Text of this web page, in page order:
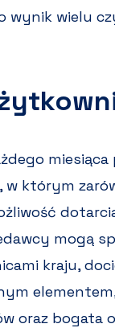
wielu
którym
mogą
kraju,
oraz